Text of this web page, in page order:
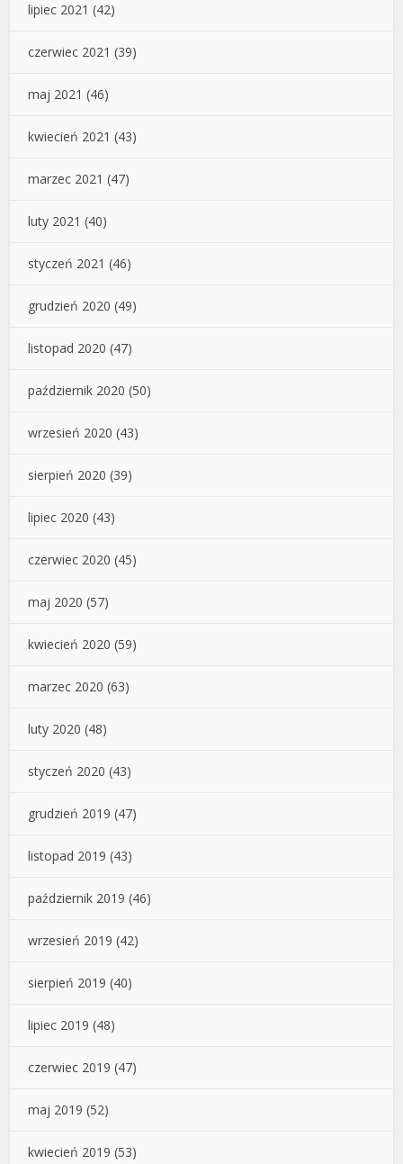
lipiec 2021 (42)
czerwiec 2021 (39)
maj 2021 (46)
kwiecień 2021 (43)
marzec 2021 (47)
luty 2021 (40)
styczeń 2021 (46)
grudzień 2020 (49)
listopad 2020 (47)
październik 2020 (50)
wrzesień 2020 (43)
sierpień 2020 (39)
lipiec 2020 (43)
czerwiec 2020 (45)
maj 2020 (57)
kwiecień 2020 (59)
marzec 2020 (63)
luty 2020 (48)
styczeń 2020 (43)
grudzień 2019 (47)
listopad 2019 (43)
październik 2019 (46)
wrzesień 2019 (42)
sierpień 2019 (40)
lipiec 2019 (48)
czerwiec 2019 (47)
maj 2019 (52)
kwiecień 2019 (53)